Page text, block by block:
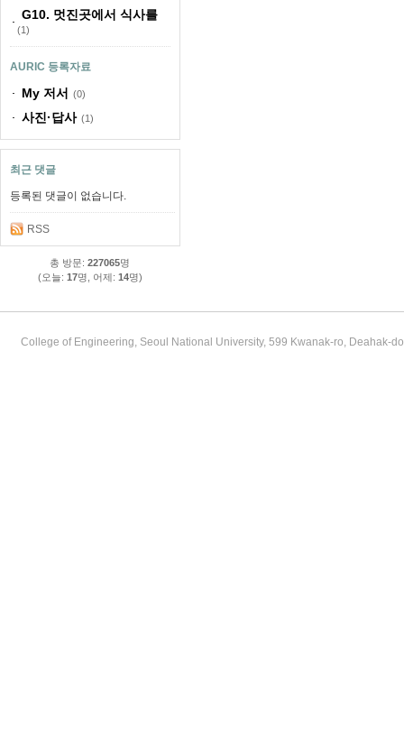
G10. 멋진곳에서 식사를
(1)
AURIC 등록자료
My 저서 (0)
사진·답사 (1)
최근 댓글
등록된 댓글이 없습니다.
RSS
총 방문:227065명
(오늘: 17명, 어제: 14명)
College of Engineering, Seoul National University, 599 Kwanak-ro, Deahak-